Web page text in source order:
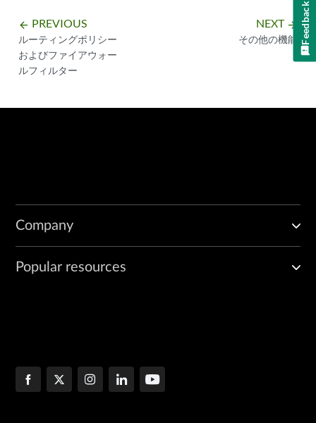
arrow_backward PREVIOUS
ルーティングポリシー
およびファイアウォー
ルフィルター
NEXT arrow_forward
その他の機能
Company
Popular resources
Feedback